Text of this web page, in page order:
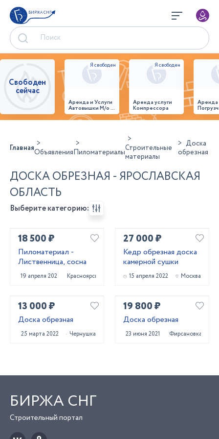
БИРЖА СНГ
Свободен
сейчас
Аренда и Услуги
Автовышки М/о г.
Домодедово
26,28,32 место
Аренда услуги
Компрессора
ГлавнаяОбъявленияПиломатериалыСтроительные
материалы
Доска
обрезная
ДОСКА ОБРЕЗНАЯ - ЯРОСЛАВСКАЯ
ОБЛАСТЬ
Выберите категорию:
18 500 ₽
Пиломатериал -
Лиственница, сосна
19 апреля 2022 Красноярск
27 000 ₽
Кедр обрезная доска
камерной сушки
15 апреля 2022 Москва
13 000 ₽
Доска обрезная
25 марта 2022 Чернушка
19 800 ₽
Доска обрезная
23 июня 2021 Фирсановка
БИРЖА СНГ
Строительный портал